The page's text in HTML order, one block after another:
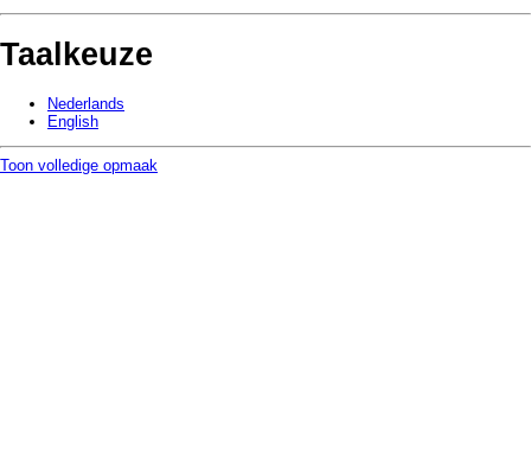
Taalkeuze
Nederlands
English
Toon volledige opmaak